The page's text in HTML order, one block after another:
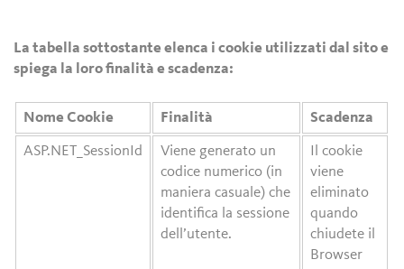
La tabella sottostante elenca i cookie utilizzati dal sito e
spiega la loro finalità e scadenza:
Nome Cookie Finalità Scadenza
ASP.NET_SessionId
Viene generato un
codice numerico (in
maniera casuale) che
identifica la sessione
dell’utente.
Il cookie
viene
eliminato
quando
chiudete il
Browser